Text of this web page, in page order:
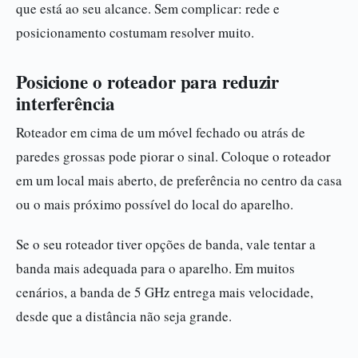
que está ao seu alcance. Sem complicar: rede e
posicionamento costumam resolver muito.
Posicione o roteador para reduzir
interferência
Roteador em cima de um móvel fechado ou atrás de
paredes grossas pode piorar o sinal. Coloque o roteador
em um local mais aberto, de preferência no centro da casa
ou o mais próximo possível do local do aparelho.
Se o seu roteador tiver opções de banda, vale tentar a
banda mais adequada para o aparelho. Em muitos
cenários, a banda de 5 GHz entrega mais velocidade,
desde que a distância não seja grande.